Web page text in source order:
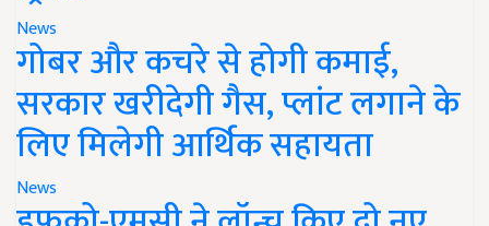
News
गोबर और कचरे से होगी कमाई,
सरकार खरीदेगी गैस, प्लांट लगाने के
लिए मिलेगी आर्थिक सहायता
News